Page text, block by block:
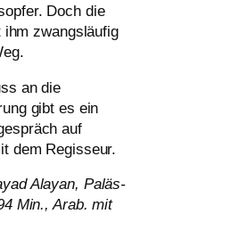
Doch die
ihm zwangs­läu­fig
an die
gibt es ein
auf
dem Regisseur.
Ala­yan, Paläs­
Min., Arab. mit